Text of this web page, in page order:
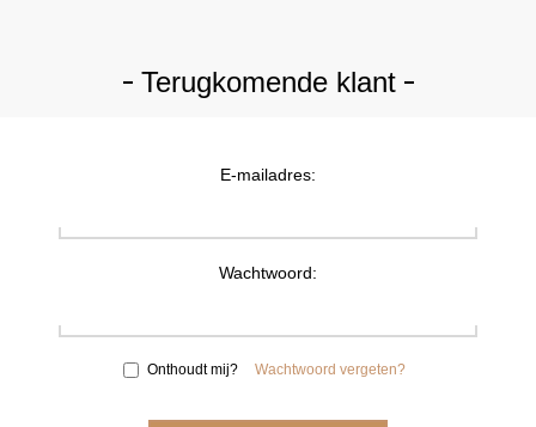
Terugkomende klant
E-mailadres:
Wachtwoord:
Onthoudt mij? Wachtwoord vergeten?